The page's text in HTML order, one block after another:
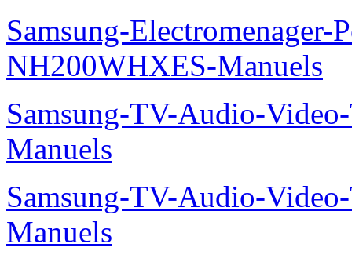
Samsung-
NH200WHXES-Manuels
Samsung-TV-Audio-
Manuels
Samsung-TV-Audio-
Manuels